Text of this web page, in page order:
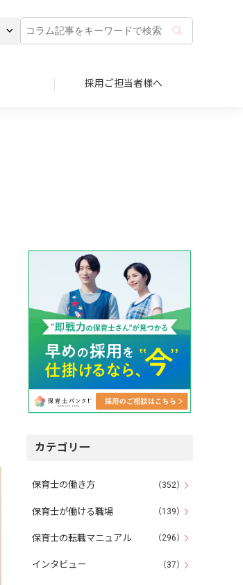
コ
ラ
ム
採用ご担当者様へ
カテゴリ一
保育士の働き方 （352）
保育士が働ける職場 （139）
保育士の転職マニュアル （296）
インタビュー （37）